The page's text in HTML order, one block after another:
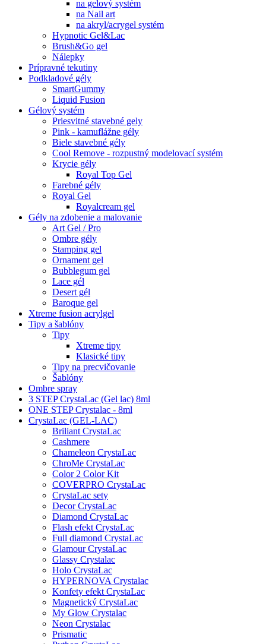
na gelový systém
na Nail art
na akryl/acrygel systém
Hypnotic Gel&Lac
Brush&Go gel
Nálepky
Prípravné tekutiny
Podkladové gély
SmartGummy
Liquid Fusion
Gélový systém
Priesvitné stavebné gely
Pink - kamuflážne gély
Biele stavebné gély
Cool Remove - rozpustný modelovací systém
Krycie gély
Royal Top Gel
Farebné gély
Royal Gel
Royalcream gel
Gély na zdobenie a malovanie
Art Gel / Pro
Ombre gély
Stamping gel
Ornament gel
Bubblegum gel
Lace gél
Desert gél
Baroque gel
Xtreme fusion acrylgel
Tipy a šablóny
Tipy
Xtreme tipy
Klasické tipy
Tipy na precvičovanie
Šablóny
Ombre spray
3 STEP CrystaLac (Gel lac) 8ml
ONE STEP Crystalac - 8ml
CrystaLac (GEL-LAC)
Briliant CrystaLac
Cashmere
Chameleon CrystaLac
ChroMe CrystaLac
Color 2 Color Kit
COVERPRO CrystaLac
CrystaLac sety
Decor CrystaLac
Diamond CrystaLac
Flash efekt CrystaLac
Full diamond CrystaLac
Glamour CrystaLac
Glassy Crystalac
Holo CrystaLac
HYPERNOVA Crystalac
Konfety efekt CrystaLac
Magnetický CrystaLac
My Glow Crystalac
Neon Crystalac
Prismatic